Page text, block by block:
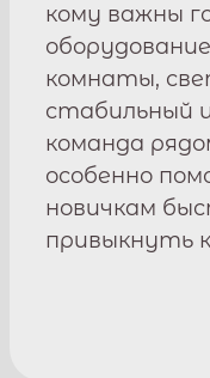
кому важны
комнаты,
стабильный
команда
особенно
новичкам
привыкнуть